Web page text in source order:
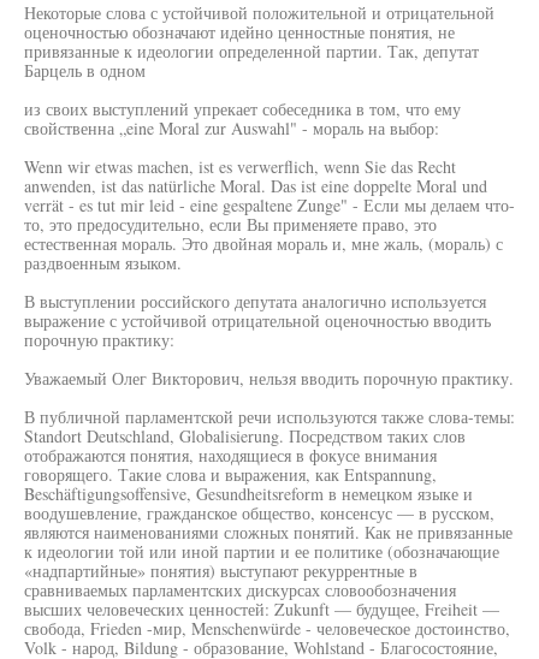
Некоторые слова с устойчивой положительной и отрицательной
оценочностью обозначают идейно ценностные понятия, не
привязанные к идеологии определенной партии. Так, депутат
Барцель в одном
из своих выступлений упрекает собеседника в том, что ему
свойственна „eine Moral zur Auswahl" - мораль на выбор:
Wenn wir etwas machen, ist es verwerflich, wenn Sie das Recht
anwenden, ist das natürliche Moral. Das ist eine doppelte Moral und
verrät - es tut mir leid - eine gespaltene Zunge" - Если мы делаем что-
то, это предосудительно, если Вы применяете право, это
естественная мораль. Это двойная мораль и, мне жаль, (мораль) с
раздвоенным языком.
В выступлении российского депутата аналогично используется
выражение с устойчивой отрицательной оценочностью вводить
порочную практику:
Уважаемый Олег Викторович, нельзя вводить порочную практику.
В публичной парламентской речи используются также слова-темы:
Standort Deutschland, Globalisierung. Посредством таких слов
отображаются понятия, находящиеся в фокусе внимания
говорящего. Такие слова и выражения, как Entspannung,
Beschäftigungsoffensive, Gesundheitsreform в немецком языке и
воодушевление, гражданское общество, консенсус — в русском,
являются наименованиями сложных понятий. Как не привязанные
к идеологии той или иной партии и ее политике (обозначающие
«надпартийные» понятия) выступают рекуррентные в
сравниваемых парламентских дискурсах словообозначения
высших человеческих ценностей: Zukunft — будущее, Freiheit —
свобода, Frieden -мир, Menschenwürde - человеческое достоинство,
Volk - народ, Bildung - образование, Wohlstand - Благосостояние,